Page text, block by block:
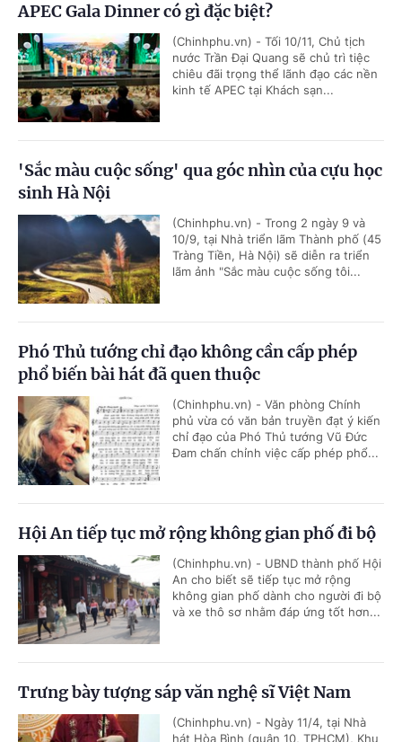
APEC Gala Dinner có gì đặc biệt?
(Chinhphu.vn) - Tối 10/11, Chủ tịch
nước Trần Đại Quang sẽ chủ trì tiệc
chiêu đãi trọng thể lãnh đạo các nền
kinh tế APEC tại Khách sạn...
'Sắc màu cuộc sống' qua góc nhìn của cựu học
sinh Hà Nội
(Chinhphu.vn) - Trong 2 ngày 9 và
10/9, tại Nhà triển lãm Thành phố (45
Tràng Tiền, Hà Nội) sẽ diễn ra triển
lãm ảnh "Sắc màu cuộc sống tôi...
Phó Thủ tướng chỉ đạo không cần cấp phép
phổ biến bài hát đã quen thuộc
(Chinhphu.vn) - Văn phòng Chính
phủ vừa có văn bản truyền đạt ý kiến
chỉ đạo của Phó Thủ tướng Vũ Đức
Đam chấn chỉnh việc cấp phép phổ...
Hội An tiếp tục mở rộng không gian phố đi bộ
(Chinhphu.vn) - UBND thành phố Hội
An cho biết sẽ tiếp tục mở rộng
không gian phố dành cho người đi bộ
và xe thô sơ nhằm đáp ứng tốt hơn...
Trưng bày tượng sáp văn nghệ sĩ Việt Nam
(Chinhphu.vn) - Ngày 11/4, tại Nhà
hát Hòa Bình (quận 10, TPHCM), Khu